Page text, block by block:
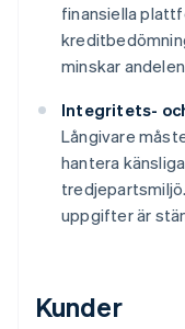
finansiella
minskar
Integritets-
Långivare
hantera
uppgifter är
Kunder